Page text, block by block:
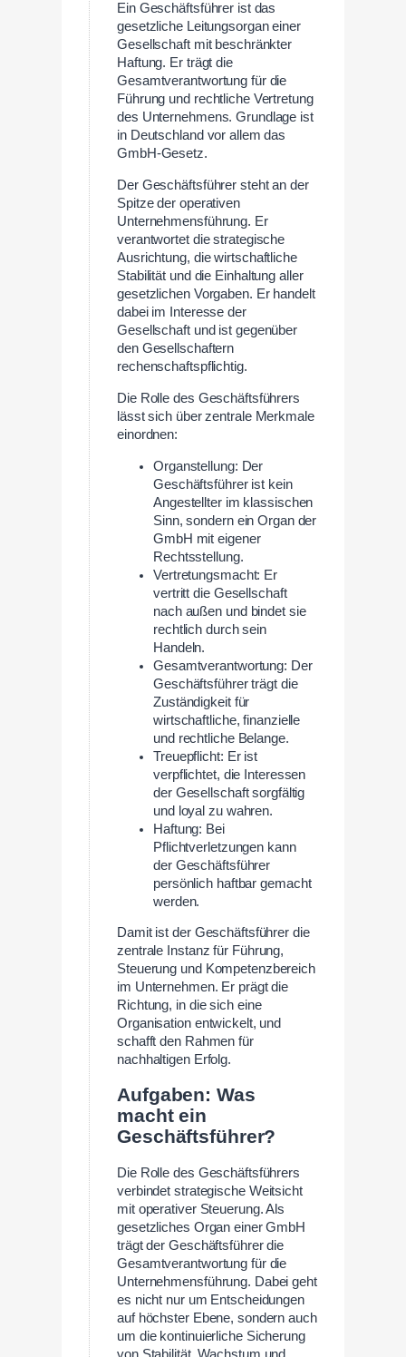
Ein Geschäftsführer ist das
gesetzliche Leitungsorgan einer
Gesellschaft mit beschränkter
Haftung. Er trägt die
Gesamtverantwortung für die
Führung und rechtliche Vertretung
des Unternehmens. Grundlage ist
in Deutschland vor allem das
GmbH-Gesetz.
Der Geschäftsführer steht an der
Spitze der operativen
Unternehmensführung. Er
verantwortet die strategische
Ausrichtung, die wirtschaftliche
Stabilität und die Einhaltung aller
gesetzlichen Vorgaben. Er handelt
dabei im Interesse der
Gesellschaft und ist gegenüber
den Gesellschaftern
rechenschaftspflichtig.
Die Rolle des Geschäftsführers
lässt sich über zentrale Merkmale
einordnen:
Organstellung: Der
Geschäftsführer ist kein
Angestellter im klassischen
Sinn, sondern ein Organ der
GmbH mit eigener
Rechtsstellung.
Vertretungsmacht: Er
vertritt die Gesellschaft
nach außen und bindet sie
rechtlich durch sein
Handeln.
Gesamtverantwortung: Der
Geschäftsführer trägt die
Zuständigkeit für
wirtschaftliche, finanzielle
und rechtliche Belange.
Treuepflicht: Er ist
verpflichtet, die Interessen
der Gesellschaft sorgfältig
und loyal zu wahren.
Haftung: Bei
Pflichtverletzungen kann
der Geschäftsführer
persönlich haftbar gemacht
werden.
Damit ist der Geschäftsführer die
zentrale Instanz für Führung,
Steuerung und Kompetenzbereich
im Unternehmen. Er prägt die
Richtung, in die sich eine
Organisation entwickelt, und
schafft den Rahmen für
nachhaltigen Erfolg.
Aufgaben: Was
macht ein
Geschäftsführer?
Die Rolle des Geschäftsführers
verbindet strategische Weitsicht
mit operativer Steuerung. Als
gesetzliches Organ einer GmbH
trägt der Geschäftsführer die
Gesamtverantwortung für die
Unternehmensführung. Dabei geht
es nicht nur um Entscheidungen
auf höchster Ebene, sondern auch
um die kontinuierliche Sicherung
von Stabilität, Wachstum und